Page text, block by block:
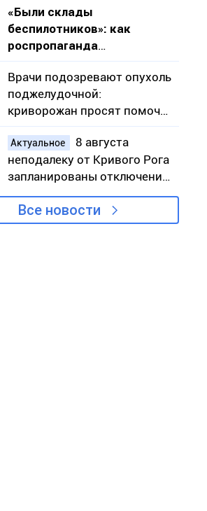
«Были склады
беспилотников»: как
роспропаганда
оправдывает уничтожение
Эпицентра в Кривом Роге
Врачи подозревают опухоль
поджелудочной:
криворожан просят помочь
собрать средства на
операцию
Актуальное
8 августа
неподалеку от Кривого Рога
запланированы отключения
света – адреса
Все новости